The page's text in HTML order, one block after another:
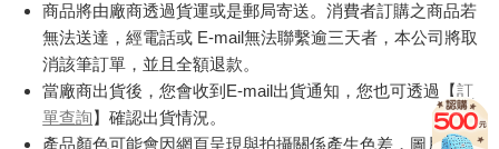
商品將由廠商透過貨運或是郵局寄送。消費者訂購之商品若
無法送達，經電話或 E-mail無法聯繫逾三天者，本公司將取
消該筆訂單，並且全額退款。
當廠商出貨後，您會收到E-mail出貨通知，您也可透過【訂
單查詢】確認出貨情況。
產品顏色可能會因網頁呈現與拍攝關係產生色差，圖片僅供